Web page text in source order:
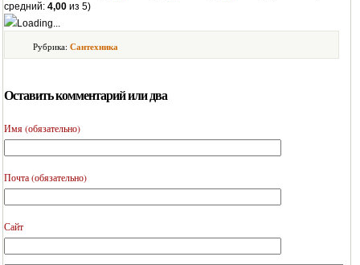
средний: 4,00 из 5)
Loading...
Рубрика: Сантехника
Оставить комментарий или два
Имя (обязательно)
Почта (обязательно)
Сайт